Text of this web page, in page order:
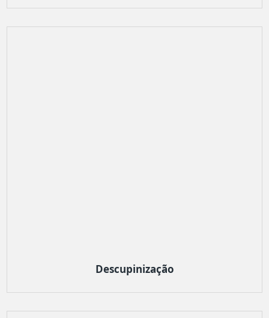
Descupinização